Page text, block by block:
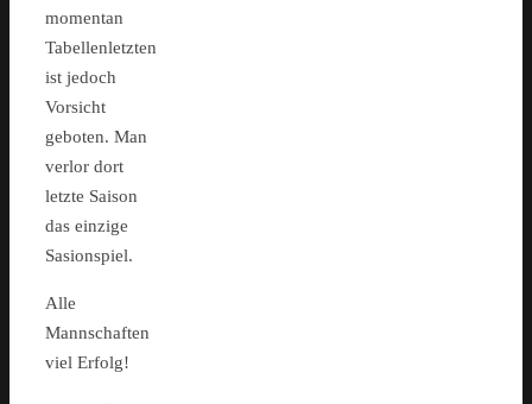
momentan
Tabellenletzten
ist jedoch
Vorsicht
geboten. Man
verlor dort
letzte Saison
das einzige
Sasionspiel.
Alle
Mannschaften
viel Erfolg!